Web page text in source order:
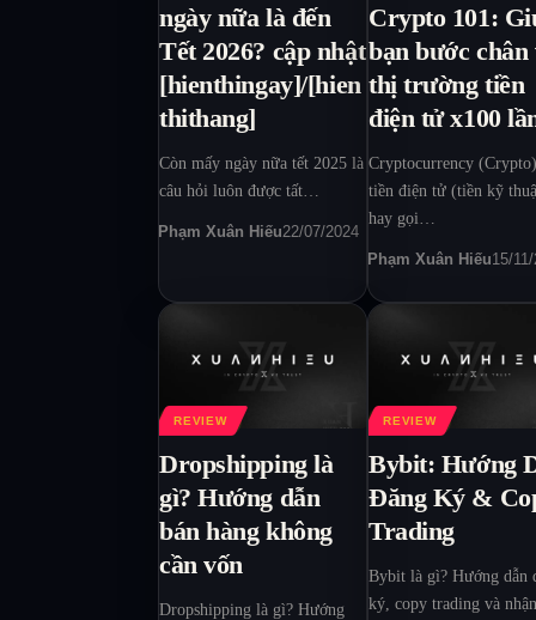
ngày nữa là đến
Tết 2026? cập nhật
[hienthingay]/[hien
thithang]
Còn mấy ngày nữa tết 2025 là
câu hỏi luôn được tất…
Phạm Xuân Hiếu22/07/2024
Crypto 101:
bạn bước chân
thị trường tiền
điện tử x100
Cryptocurrency
tiền điện tử (tiền kỹ
hay gọi…
Phạm Xuân Hiếu15/
REVIEW
Dropshipping là
gì? Hướng dẫn
bán hàng không
cần vốn
Dropshipping là gì? Hướng
REVIEW
Bybit: Hướng
Đăng Ký &
Trading
Bybit là gì? Hướng dẫn
ký, copy trading và nhận